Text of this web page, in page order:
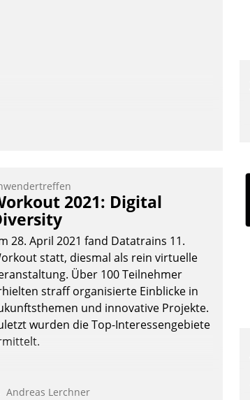
2021: Digital
28. April 2021 fand Datatrains 11.
statt, diesmal als rein virtuelle
Über 100 Teilnehmer
straff organisierte Einblicke in
und innovative Projekte.
wurden die Top-Interessengebiete
Andreas Lerchner